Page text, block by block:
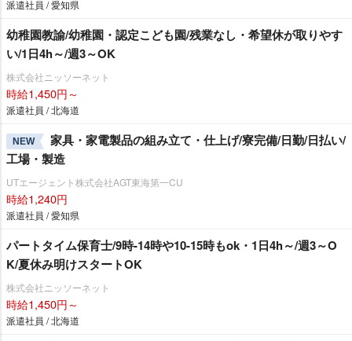
派遣社員 / 愛知県
幼稚園教諭/幼稚園・認定こども園/残業なし・希望休が取りやす
い/1日4h～/週3～OK
株式会社ニッソーネット
時給1,450円～
派遣社員 / 北海道
NEW
家具・家電製品の組み立て・仕上げ/寮完備/日勤/日払い/
工場・製造
UTエージェント株式会社AGT東海第一CU
時給1,240円
派遣社員 / 愛知県
パートタイム保育士/9時-14時や10-15時もok・1日4h～/週3～O
K/夏休み明けスタートOK
株式会社ニッソーネット
時給1,450円～
派遣社員 / 北海道